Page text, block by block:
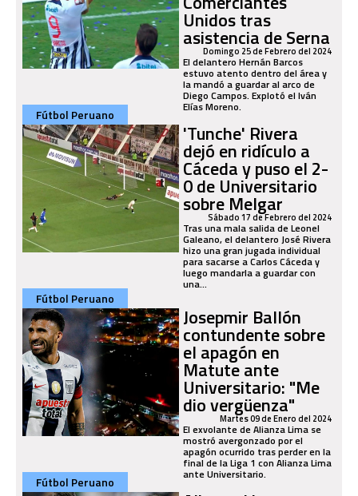
Unidos tras
asistencia de Serna
Domingo 25 de Febrero del 2024
El delantero Hernán Barcos
estuvo atento dentro del área y
la mandó a guardar al arco de
Diego Campos. Explotó el Iván
Elías Moreno.
Fútbol Peruano
'Tunche' Rivera
dejó en ridículo a
Cáceda y puso el 2-
0 de Universitario
sobre Melgar
Sábado 17 de Febrero del 2024
Tras una mala salida de Leonel
Galeano, el delantero José Rivera
hizo una gran jugada individual
para sacarse a Carlos Cáceda y
luego mandarla a guardar con
una...
Fútbol Peruano
Josepmir Ballón
contundente sobre
el apagón en
Matute ante
Universitario: "Me
dio vergüenza"
Martes 09 de Enero del 2024
El exvolante de Alianza Lima se
mostró avergonzado por el
apagón ocurrido tras perder en la
final de la Liga 1 con Alianza Lima
ante Universitario.
Fútbol Peruano